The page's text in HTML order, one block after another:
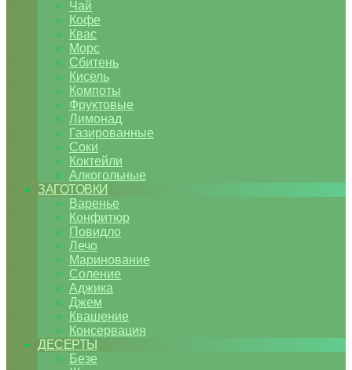
Чай
Кофе
Квас
Морс
Сбитень
Кисель
Компоты
Фруктовые
Лимонад
Газированные
Соки
Коктейли
Алкогольные
ЗАГОТОВКИ
Варенье
Конфитюр
Повидло
Лечо
Маринование
Соление
Аджика
Джем
Квашение
Консервация
ДЕСЕРТЫ
Безе